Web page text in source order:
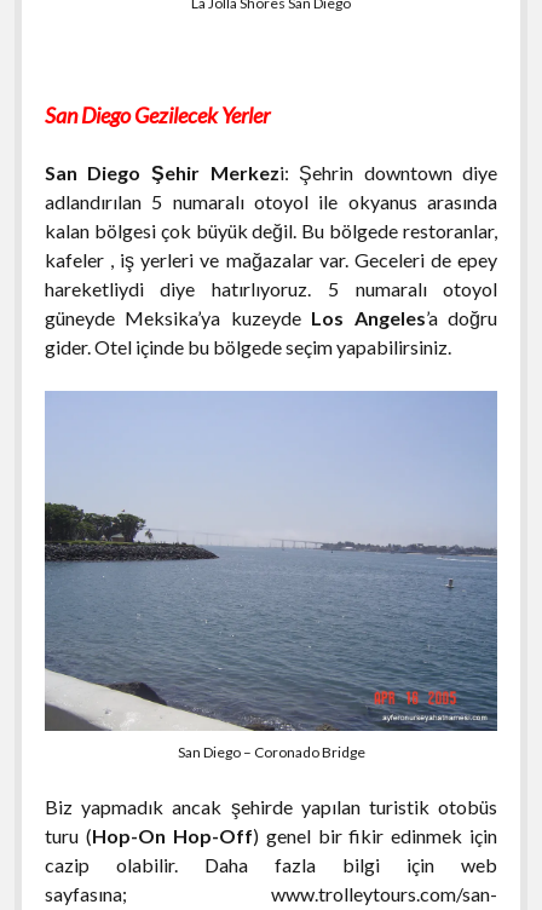
San Diego Gezilecek Yerler
San Diego Şehir Merkezi: Şehrin downtown diye
adlandırılan 5 numaralı otoyol ile okyanus arasında
kalan bölgesi çok büyük değil. Bu bölgede restoranlar,
kafeler , iş yerleri ve mağazalar var. Geceleri de epey
hareketliydi diye hatırlıyoruz. 5 numaralı otoyol
güneyde Meksika’ya kuzeyde Los Angeles’a doğru
gider. Otel içinde bu bölgede seçim yapabilirsiniz.
San Diego – Coronado Bridge
Biz yapmadık ancak şehirde yapılan turistik otobüs
turu (Hop-On Hop-Off) genel bir fikir edinmek için
cazip olabilir. Daha fazla bilgi için web
sayfasına; www.trolleytours.com/san-